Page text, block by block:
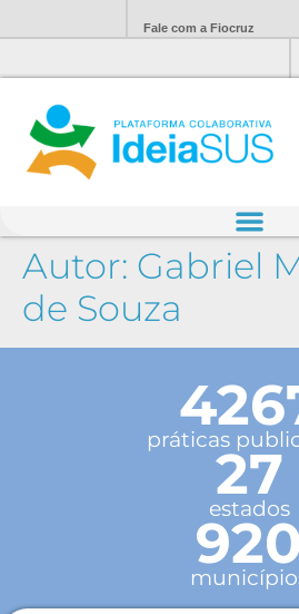
Fale com a Fiocruz
Autor: Gabriel
de Souza
práticas
27
estados
920